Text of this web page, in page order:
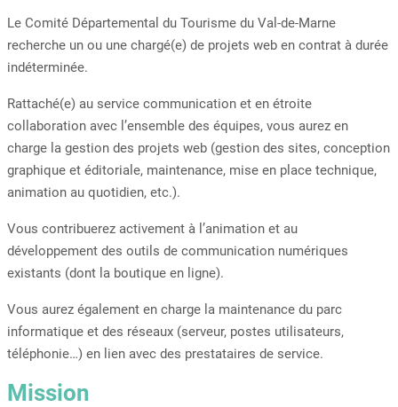
Le Comité Départemental du Tourisme du Val-de-Marne
recherche un ou une chargé(e) de projets web en contrat à durée
indéterminée.
Rattaché(e) au service communication et en étroite
collaboration avec l’ensemble des équipes, vous aurez en
charge la gestion des projets web (gestion des sites, conception
graphique et éditoriale, maintenance, mise en place technique,
animation au quotidien, etc.).
Vous contribuerez activement à l’animation et au
développement des outils de communication numériques
existants (dont la boutique en ligne).
Vous aurez également en charge la maintenance du parc
informatique et des réseaux (serveur, postes utilisateurs,
téléphonie…) en lien avec des prestataires de service.
Mission